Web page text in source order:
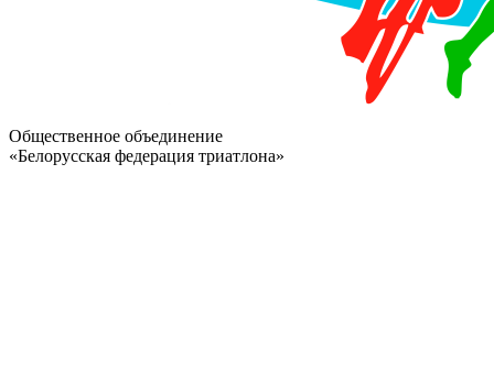
Общественное объединение
«Белорусская федерация триатлона»